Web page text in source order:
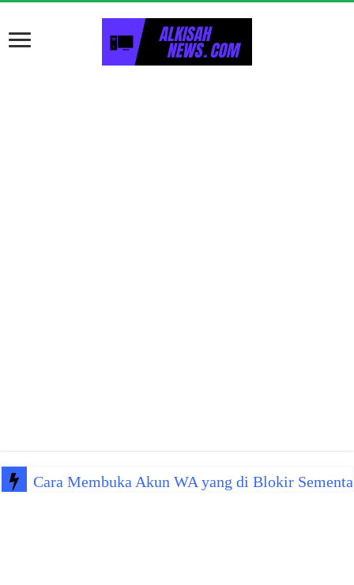
Cara Membuka Akun WA yang di Blokir